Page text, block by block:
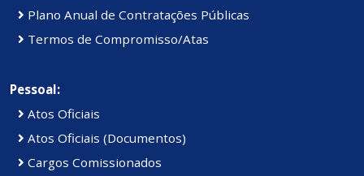
Plano Anual de Contratações Públicas
Termos de Compromisso/Atas
Pessoal:
Atos Oficiais
Atos Oficiais (Documentos)
Cargos Comissionados